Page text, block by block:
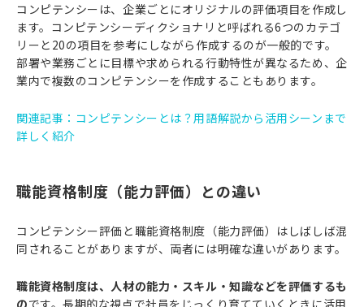
コンピテンシーは、企業ごとにオリジナルの評価項目を作成し
ます。コンピテンシーディクショナリと呼ばれる6つのカテゴ
リーと20の項目を参考にしながら作成するのが一般的です。
部署や業務ごとに目標や求められる行動特性が異なるため、企
業内で複数のコンピテンシーを作成することもあります。
関連記事：コンピテンシーとは？用語解説から活用シーンまで
詳しく紹介
職能資格制度（能力評価）との違い
コンピテンシー評価と職能資格制度（能力評価）はしばしば混
同されることがありますが、両者には明確な違いがあります。
職能資格制度は、人材の能力・スキル・知識などを評価するも
のです。長期的な視点で社員をじっくり育てていくときに活用